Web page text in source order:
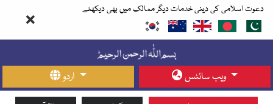
دعوت اسلامی کی دینی خدمات دیگر ممالک میں بھی دیکھئے
اردو ویب سائٹس